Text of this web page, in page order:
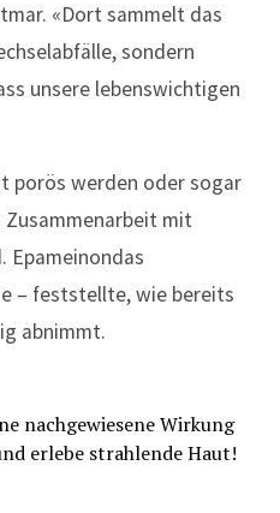
«Dort sammelt das
sondern
unsere lebenswichtigen
porös werden oder sogar
Zusammenarbeit mit
Epameinondas
– feststellte, wie bereits
abnimmt.